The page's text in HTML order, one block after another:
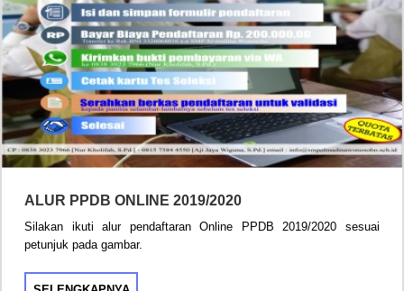
ALUR PPDB ONLINE 2019/2020
Silakan ikuti alur pendaftaran Online PPDB 2019/2020 sesuai
petunjuk pada gambar.